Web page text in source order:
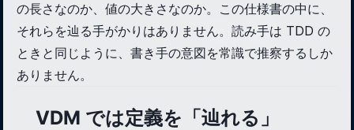
の長さなのか、値の大きさなのか。この仕様書の中に、
それらを辿る手がかりはありません。読み手は TDD の
ときと同じように、書き手の意図を常識で推察するしか
ありません。
VDM では定義を「辿れる」